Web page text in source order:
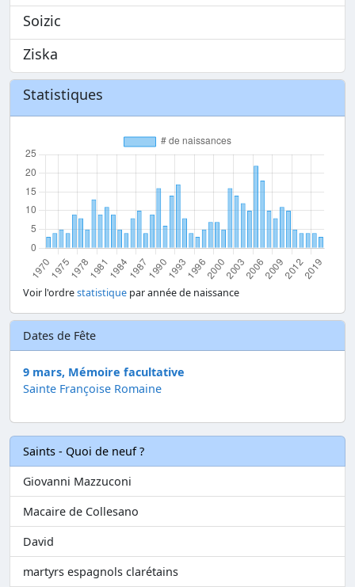
Soizic
Ziska
Statistiques
Voir l'ordrestatistique par année de naissance
Dates de Fête
9 mars, Mémoire facultative
Sainte Françoise Romaine
Saints - Quoi de neuf ?
Giovanni Mazzuconi
Macaire de Collesano
David
martyrs espagnols clarétains